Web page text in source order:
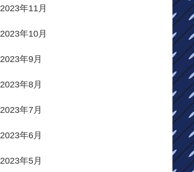
2023年11月
2023年10月
2023年9月
2023年8月
2023年7月
2023年6月
2023年5月